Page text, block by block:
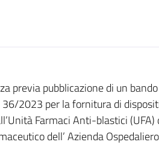
previa pubblicazione di un
2023 per la fornitura di
Farmaci Anti-blastici
dell’ Azienda